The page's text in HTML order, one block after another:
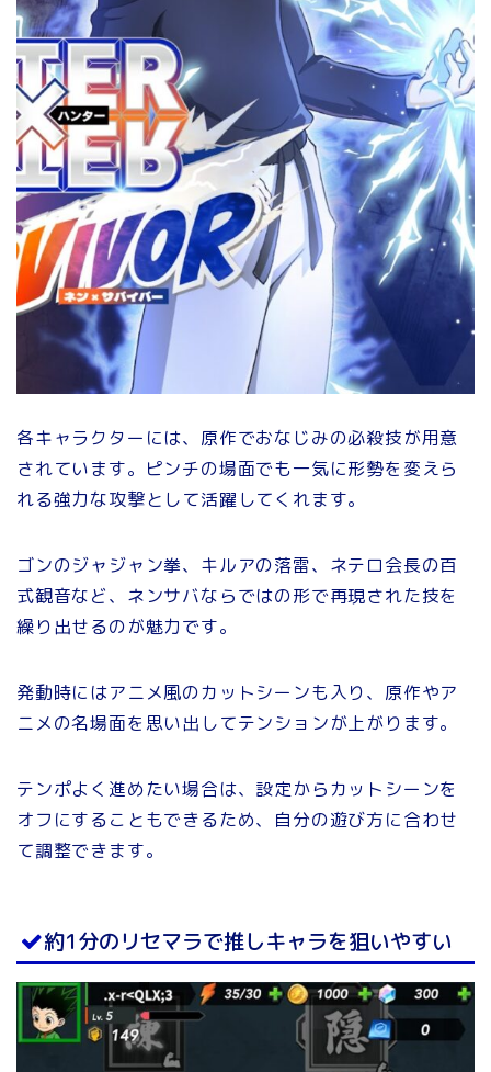
各キャラクターには、原作でおなじみの必殺技が用意
されています。ピンチの場面でも一気に形勢を変えら
れる強力な攻撃として活躍してくれます。
ゴンのジャジャン拳、キルアの落雷、ネテロ会長の百
式観音など、ネンサバならではの形で再現された技を
繰り出せるのが魅力です。
発動時にはアニメ風のカットシーンも入り、原作やア
ニメの名場面を思い出してテンションが上がります。
テンポよく進めたい場合は、設定からカットシーンを
オフにすることもできるため、自分の遊び方に合わせ
て調整できます。
約1分のリセマラで推しキャラを狙いやすい